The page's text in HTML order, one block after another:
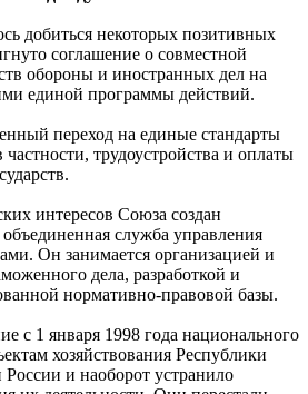
добиться некоторых позитивных
соглашение о совместной
обороны и иностранных дел на
единой программы действий.
переход на единые стандарты
трудоустройства и оплаты
интересов Союза создан
служба управления
Он занимается организацией и
дела, разработкой и
нормативно-правовой базы.
с 1 января 1998 года национального
хозяйствования Республики
России и наоборот устранило